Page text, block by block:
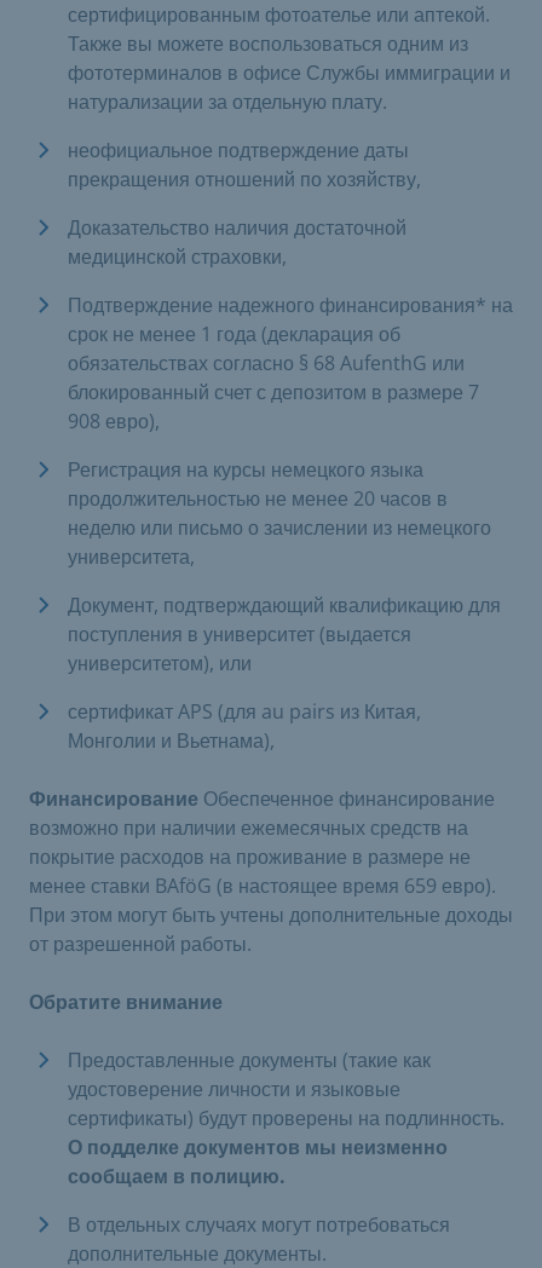
сертифицированным фотоателье или аптекой.
Также вы можете воспользоваться одним из
фототерминалов в офисе Службы иммиграции и
натурализации за отдельную плату.
неофициальное подтверждение даты
прекращения отношений по хозяйству,
Доказательство наличия достаточной
медицинской страховки,
Подтверждение надежного финансирования* на
срок не менее 1 года (декларация об
обязательствах согласно § 68 AufenthG или
блокированный счет с депозитом в размере 7
908 евро),
Регистрация на курсы немецкого языка
продолжительностью не менее 20 часов в
неделю или письмо о зачислении из немецкого
университета,
Документ, подтверждающий квалификацию для
поступления в университет (выдается
университетом), или
сертификат APS (для au pairs из Китая,
Монголии и Вьетнама),
Финансирование Обеспеченное финансирование
возможно при наличии ежемесячных средств на
покрытие расходов на проживание в размере не
менее ставки BAföG (в настоящее время 659 евро).
При этом могут быть учтены дополнительные доходы
от разрешенной работы.
Обратите внимание
Предоставленные документы (такие как
удостоверение личности и языковые
сертификаты) будут проверены на подлинность.
О подделке документов мы неизменно
сообщаем в полицию.
В отдельных случаях могут потребоваться
дополнительные документы.